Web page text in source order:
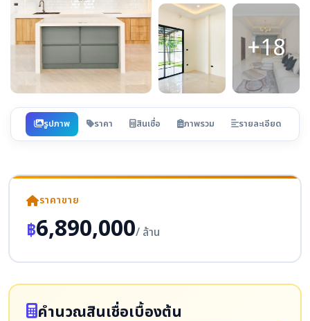
+18
รูปภาพ ราคา สินเชื่อ ภาพรวม รายละเอียด
ราคาขาย
฿6,890,000/ ล้าน
คำนวณสินเชื่อเบื้องต้น